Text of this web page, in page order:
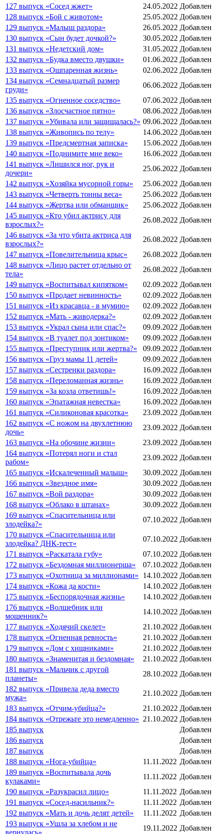
127 выпуск «Сосед жжет»
24.05.2022 Добавлен
128 выпуск «Бой с животом»
25.05.2022 Добавлен
129 выпуск «Малыш раздора»
26.05.2022 Добавлен
130 выпуск «Сын будет дочкой?»
30.05.2022 Добавлен
131 выпуск «Недетский дом»
31.05.2022 Добавлен
132 выпуск «Будка вместо двушки»
01.06.2022 Добавлен
133 выпуск «Ошпаренная жизнь»
02.06.2022 Добавлен
134 выпуск «Семнадцатый размер
груди»
06.06.2022 Добавлен
135 выпуск «Огненное соседство»
07.06.2022 Добавлен
136 выпуск «Злосчастное пятно»
08.06.2022 Добавлен
137 выпуск «Убивала или защищалась?» 09.06.2022 Добавлен
138 выпуск «Живопись по телу»
14.06.2022 Добавлен
139 выпуск «Предсмертная записка»
15.06.2022 Добавлен
140 выпуск «Поднимите мне веко»
16.06.2022 Добавлен
141 выпуск «Лишился ног, рук и
дочери»
25.06.2022 Добавлен
142 выпуск «Хозяйка мусорной горы»
25.06.2022 Добавлен
143 выпуск «Четверть тонны веса»
25.06.2022 Добавлен
144 выпуск «Жертва или обманщик»
25.06.2022 Добавлен
145 выпуск «Кто убил актрису для
взрослых?»
26.08.2022 Добавлен
146 выпуск «За что убита актриса для
взрослых?»
26.08.2022 Добавлен
147 выпуск «Повелительница крыс»
26.08.2022 Добавлен
148 выпуск «Лицо растет отдельно от
тела»
26.08.2022 Добавлен
149 выпуск «Воспитывал кипятком»
02.09.2022 Добавлен
150 выпуск «Продает невинность»
02.09.2022 Добавлен
151 выпуск «Из красавца - в мумию»
02.09.2022 Добавлен
152 выпуск «Мать - живодерка?»
02.09.2022 Добавлен
153 выпуск «Украл сына или спас?»
09.09.2022 Добавлен
154 выпуск «В туалет под зонтиком»
09.09.2022 Добавлен
155 выпуск «Преступник или жертва?»
09.09.2022 Добавлен
156 выпуск «Груз мамы 11 детей»
09.09.2022 Добавлен
157 выпуск «Сестренки раздора»
16.09.2022 Добавлен
158 выпуск «Переломанная жизнь»
16.09.2022 Добавлен
159 выпуск «За козла ответишь!»
16.09.2022 Добавлен
160 выпуск «Эпатажная невестка»
16.09.2022 Добавлен
161 выпуск «Силиконовая красотка»
23.09.2022 Добавлен
162 выпуск «С ножом на двухлетнюю
дочь»
23.09.2022 Добавлен
163 выпуск «На обочине жизни»
23.09.2022 Добавлен
164 выпуск «Потерял ноги и стал
рабом»
23.09.2022 Добавлен
165 выпуск «Искалеченный малыш»
30.09.2022 Добавлен
166 выпуск «Звездное имя»
30.09.2022 Добавлен
167 выпуск «Вой раздора»
30.09.2022 Добавлен
168 выпуск «Облако в штанах»
30.09.2022 Добавлен
169 выпуск «Спасительница или
злодейка?»
07.10.2022 Добавлен
170 выпуск «Спасительница или
злодейка? ДНК-тест»
07.10.2022 Добавлен
171 выпуск «Раскатала губу»
07.10.2022 Добавлен
172 выпуск «Бездомная миллионерша»
07.10.2022 Добавлен
173 выпуск «Охотница за миллионами»
14.10.2022 Добавлен
174 выпуск «Кожа да кости»
14.10.2022 Добавлен
175 выпуск «Беспорядочная жизнь»
14.10.2022 Добавлен
176 выпуск «Волшебник или
мошенник?»
14.10.2022 Добавлен
177 выпуск «Ходячий скелет»
21.10.2022 Добавлен
178 выпуск «Огненная ревность»
21.10.2022 Добавлен
179 выпуск «Дом с хищниками»
21.10.2022 Добавлен
180 выпуск «Знаменитая и бездомная»
21.10.2022 Добавлен
181 выпуск «Мальчик с другой
планеты»
28.10.2022 Добавлен
182 выпуск «Привела деда вместо
мужа»
21.10.2022 Добавлен
183 выпуск «Отчим-убийца?»
21.10.2022 Добавлен
184 выпуск «Отрежьте это немедленно» 21.10.2022 Добавлен
185 выпуск
Добавлен
186 выпуск
Добавлен
187 выпуск
Добавлен
188 выпуск «Нога-убийца»
11.11.2022 Добавлен
189 выпуск «Воспитывала дочь
кулаками»
11.11.2022 Добавлен
190 выпуск «Разукрасил лицо»
11.11.2022 Добавлен
191 выпуск «Сосед-насильник?»
11.11.2022 Добавлен
192 выпуск «Мать и дочь делят детей»
11.11.2022 Добавлен
193 выпуск «Ушла за хлебом и не
вернулась»
19.11.2022 Добавлен